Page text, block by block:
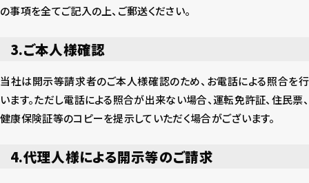
の事項を全てご記入の上、ご郵送ください。
3.ご本人様確認
当社は開示等請求者のご本人様確認のため、お電話による照合を行
います。ただし電話による照合が出来ない場合、運転免許証、住民票、
健康保険証等のコピーを提示していただく場合がございます。
4.代理人様による開示等のご請求